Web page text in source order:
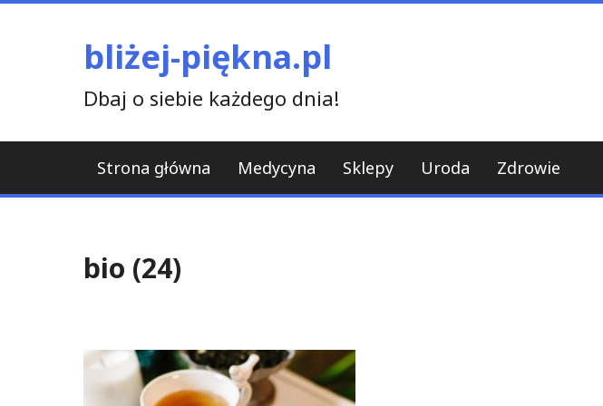
bliżej-piękna.pl
Dbaj o siebie każdego dnia!
Strona główna Medycyna Sklepy Uroda Zdrowie
bio (24)